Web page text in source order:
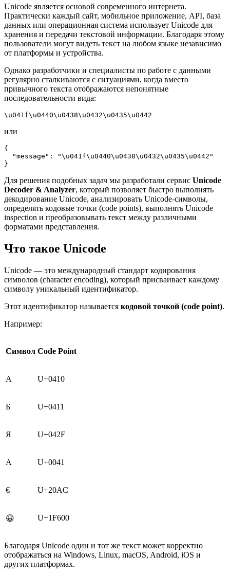
Unicode является основой современного интернета.
Практически каждый сайт, мобильное приложение, API, база
данных или операционная система использует Unicode для
хранения и передачи текстовой информации. Благодаря этому
пользователи могут видеть текст на любом языке независимо
от платформы и устройства.
Однако разработчики и специалисты по работе с данными
регулярно сталкиваются с ситуациями, когда вместо
привычного текста отображаются непонятные
последовательности вида:
\u041f\u0440\u0438\u0432\u0435\u0442
или
{
  "message": "\u041f\u0440\u0438\u0432\u0435\u0442"
}
Для решения подобных задач мы разработали сервис Unicode
Decoder & Analyzer, который позволяет быстро выполнять
декодирование Unicode, анализировать Unicode-символы,
определять кодовые точки (code points), выполнять Unicode
inspection и преобразовывать текст между различными
форматами представления.
Что такое Unicode
Unicode — это международный стандарт кодирования
символов (character encoding), который присваивает каждому
символу уникальный идентификатор.
Этот идентификатор называется кодовой точкой (code point).
Например:
Символ Code Point
А U+0410
Б U+0411
Я U+042F
A U+0041
€ U+20AC
😀 U+1F600
Благодаря Unicode один и тот же текст может корректно
отображаться на Windows, Linux, macOS, Android, iOS и
других платформах.